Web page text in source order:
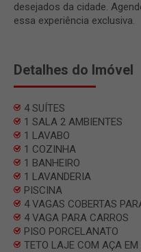
desejados da cidade.
essa experiência exclusiva.
Detalhes do Imóvel
4 SUÍTES
1 SALA 2 AMBIENTES
1 LAVABO
1 COZINHA
1 BANHEIRO
1 LAVANDERIA
PISCINA
4 VAGAS COBERTAS
4 VAGA PARA CARROS
PISO PORCELANATO
TETO LAJE COM AÇA EM